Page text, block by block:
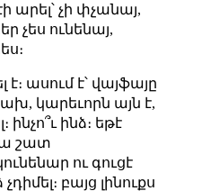
արել՝ չի փչանայ,
չես ունենայ,
է։ ասում է՝ վայֆայը
կարեւորն այն է,
ինչո՞ւ ինձ։ եթէ
շատ
ու գուցէ
բայց լինուքս